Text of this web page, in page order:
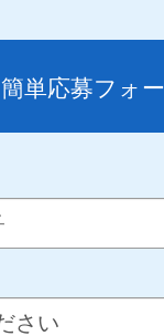
簡単応募フォ